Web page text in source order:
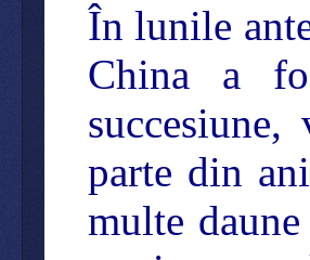
În lunile
China a
parte din
multe